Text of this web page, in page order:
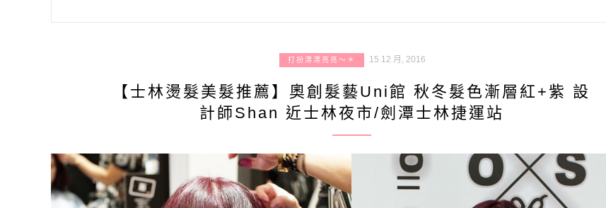
打扮漂漂亮亮～＊ 15 12 月, 2016
【士林燙髮美髮推薦】奧創髮藝Uni館 秋冬髮色漸層紅+紫 設
計師Shan 近士林夜市/劍潭士林捷運站